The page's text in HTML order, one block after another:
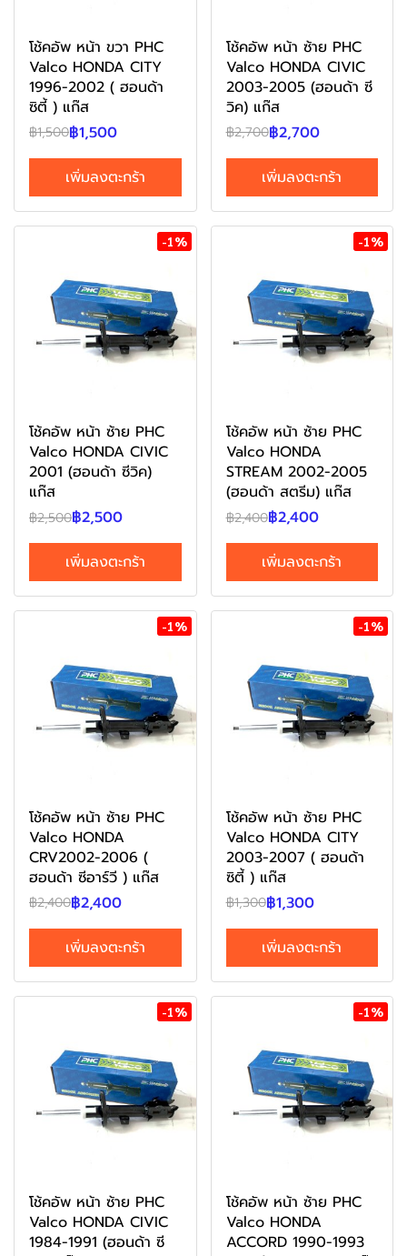
โช้คอัพ หน้า ขวา PHC
Valco HONDA CITY
1996-2002 ( ฮอนด้า
ซิตี้ ) แก๊ส
฿1,500฿1,500
เพิ่มลงตะกร้า
โช้คอัพ หน้า ซ้าย PHC
Valco HONDA CIVIC
2003-2005 (ฮอนด้า ซี
วิค) แก๊ส
฿2,700฿2,700
เพิ่มลงตะกร้า
-1%
โช้คอัพ หน้า ซ้าย PHC
Valco HONDA CIVIC
2001 (ฮอนด้า ซีวิค)
แก๊ส
฿2,500฿2,500
เพิ่มลงตะกร้า
-1%
โช้คอัพ หน้า ซ้าย PHC
Valco HONDA
STREAM 2002-2005
(ฮอนด้า สตรีม) แก๊ส
฿2,400฿2,400
เพิ่มลงตะกร้า
-1%
โช้คอัพ หน้า ซ้าย PHC
Valco HONDA
CRV2002-2006 (
ฮอนด้า ซีอาร์วี ) แก๊ส
฿2,400฿2,400
เพิ่มลงตะกร้า
-1%
โช้คอัพ หน้า ซ้าย PHC
Valco HONDA CITY
2003-2007 ( ฮอนด้า
ซิตี้ ) แก๊ส
฿1,300฿1,300
เพิ่มลงตะกร้า
-1%
โช้คอัพ หน้า ซ้าย PHC
Valco HONDA CIVIC
1984-1991 (ฮอนด้า ซี
-1%
โช้คอัพ หน้า ซ้าย PHC
Valco HONDA
ACCORD 1990-1993